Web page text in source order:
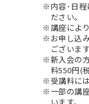
内容･日
ださい。
講座によ
お申し込
ございます
新入会の
料550円(
受講料に
一部の講